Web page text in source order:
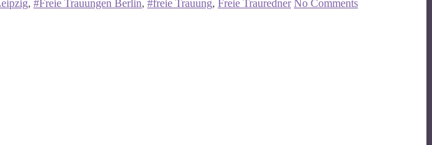
, #Freie Trauungen Berlin, #freie Trauung, Freie Trauredner No Comments